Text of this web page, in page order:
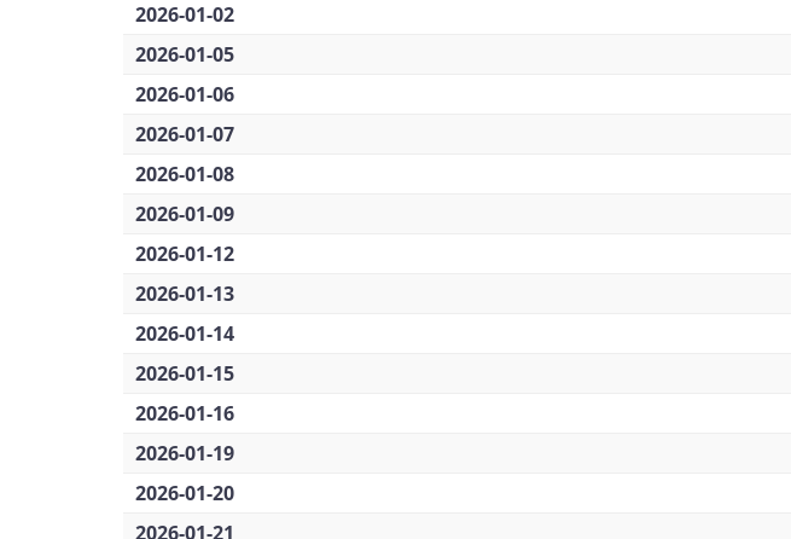
2026-01-02
2026-01-05
2026-01-06
2026-01-07
2026-01-08
2026-01-09
2026-01-12
2026-01-13
2026-01-14
2026-01-15
2026-01-16
2026-01-19
2026-01-20
2026-01-21